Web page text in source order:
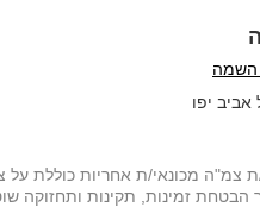
השמה
אביב יפו
צמ"ה מכונאי/ת אחריות כוללת על
הבטחת זמינות, תקינות ותחזוקה